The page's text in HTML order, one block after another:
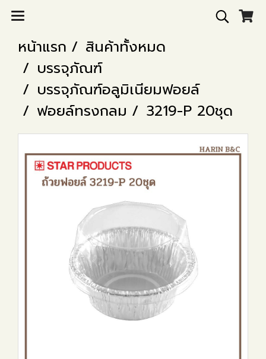
หน้าแรก
สินค้าทั้งหมด
บรรจุภัณฑ์
บรรจุภัณฑ์อลูมิเนียมฟอยล์
ฟอยล์ทรงกลม
3219-P 20ชุด